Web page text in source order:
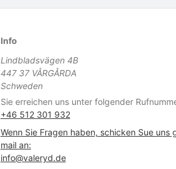
Info
Lindbladsvägen 4B
447 37 VÅRGÅRDA
Schweden
Sie erreichen uns unter folgender
+46 512 301 932
Wenn Sie Fragen haben, schicken Sue uns
mail an:
info@valeryd.de